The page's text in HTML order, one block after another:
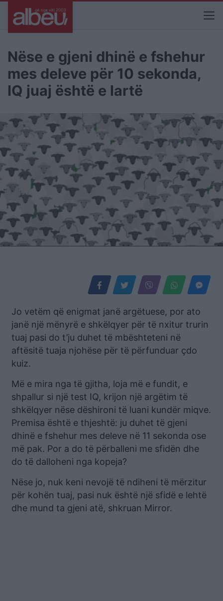
Nëse e gjeni dhinë e fshehur
mes deleve për 10 sekonda,
IQ juaj është e lartë
Jo vetëm që enigmat janë argëtuese, por ato
janë një mënyrë e shkëlqyer për të nxitur trurin
tuaj pasi do t’ju duhet të mbështeteni në
aftësitë tuaja njohëse për të përfunduar çdo
kuiz.
Më e mira nga të gjitha, loja më e fundit, e
shpallur si një test IQ, krijon një argëtim të
shkëlqyer nëse dëshironi të luani kundër miqve.
Premisa është e thjeshtë: ju duhet të gjeni
dhinë e fshehur mes deleve në 11 sekonda ose
më pak. Por a do të përballeni me sfidën dhe
do të dalloheni nga kopeja?
Nëse jo, nuk keni nevojë të ndiheni të mërzitur
për kohën tuaj, pasi nuk është një sfidë e lehtë
dhe mund ta gjeni atë, shkruan Mirror.